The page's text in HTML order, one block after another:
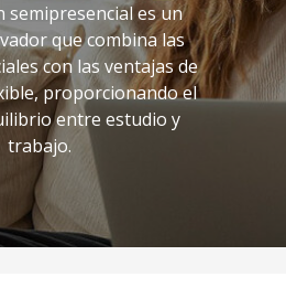
semipresencial es un
que combina las
con las ventajas de
proporcionando el
entre estudio y
trabajo.